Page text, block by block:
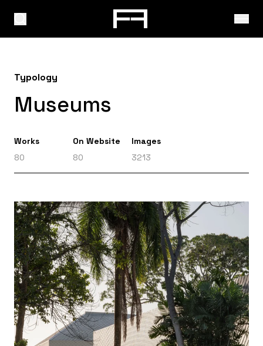
Typology
Museums
Works
80
On Website
80
Images
3213